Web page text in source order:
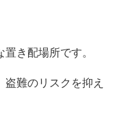
き配場所です。
難のリスクを抑え